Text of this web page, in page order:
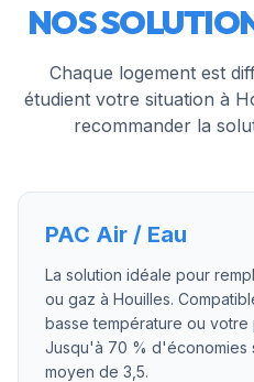
NOS
Chaque logement est
étudient votre situation à
recommander la
PAC Air / Eau
La solution idéale pour
ou gaz à Houilles.
basse température ou votre
Jusqu'à 70 % d'économies
moyen de 3,5.